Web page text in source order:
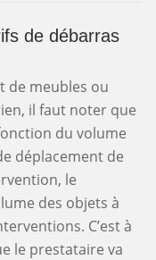
de débarras
de meubles ou
il faut noter que
du volume
déplacement de
le
des objets à
C’est à
le prestataire va